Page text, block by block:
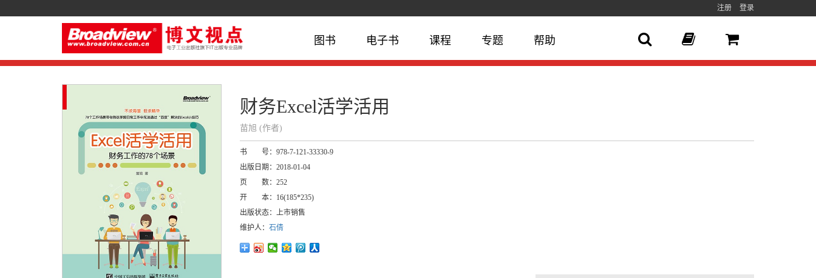
注册 登录
图书 电子书 课程 专题 帮助
财务Excel活学活用
苗旭 (作者)
书 号： 978-7-121-33330-9
出版日期： 2018-01-04
页 数： 252
开 本：
16(185*235)
出版状态： 上市销售
维护人： 石倩